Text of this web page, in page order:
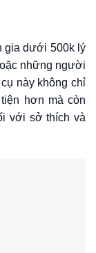
gia dưới 500k lý
những người
này không chỉ
hơn mà còn
với sở thích và